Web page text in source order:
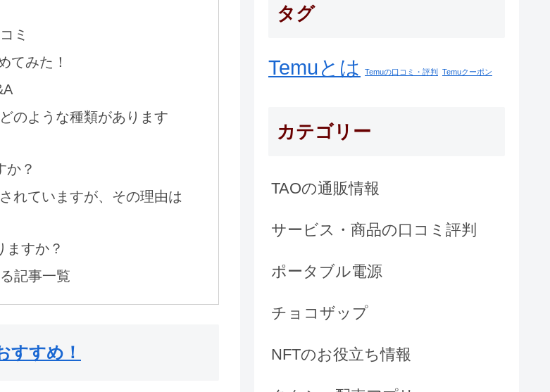
ミ
てみた！
のような種類があります
か？
れていますが、その理由は
ますか？
記事一覧
すすめ！
タグ
Temuとは Temuの口コミ・評判 Temuクーポン
カテゴリー
TAOの通販情報
サービス・商品の口コミ評判
ポータブル電源
チョコザップ
NFTのお役立ち情報